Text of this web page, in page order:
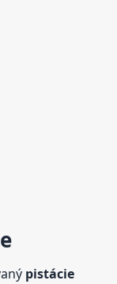
pistácie